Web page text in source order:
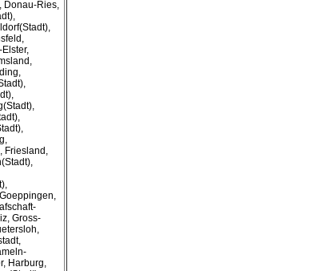
Donau-Ries,
Friesland,
Gross-
Harburg,